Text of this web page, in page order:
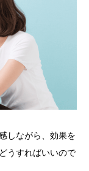
しながら、効果を
うすればいいので